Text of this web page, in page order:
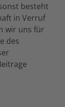
besteht
in Verruf
wir uns für
des